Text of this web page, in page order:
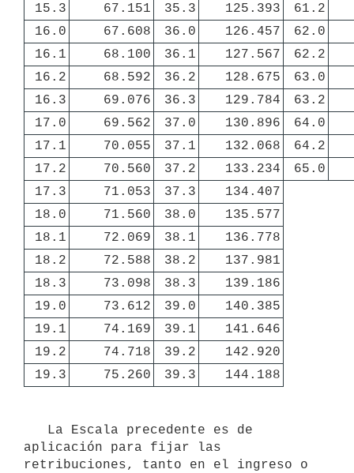
15.3
67.151 35.3 125.393
61.2
16.0
67.608 36.0 126.457
62.0
16.1
68.100 36.1 127.567
62.2
16.2
68.592 36.2 128.675
63.0
16.3
69.076 36.3 129.784
63.2
17.0
69.562 37.0 130.896
64.0
17.1
70.055 37.1 132.068
64.2
17.2
70.560 37.2 133.234
65.0
17.3
71.053 37.3
134.407
18.0
71.560 38.0
135.577
18.1
72.069 38.1
136.778
18.2
72.588 38.2
137.981
18.3
73.098 38.3
139.186
19.0
73.612 39.0
140.385
19.1
74.169 39.1
141.646
19.2
74.718 39.2
142.920
19.3
75.260 39.3 144.188
aplicación para fijar las
retribuciones, tanto en el ingreso o